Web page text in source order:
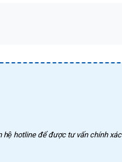
hệ hotline để được tư vấn chính xác